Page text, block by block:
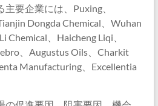
要企業には、Puxing、
Dongda Chemical、Wuhan
Chemical、Haicheng Liqi、
、Augustus Oils、Charkit
Manufacturing、Excellentia